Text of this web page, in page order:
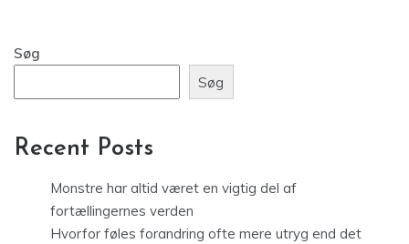
Søg
Søg
Recent Posts
Monstre har altid været en vigtig del af
fortællingernes verden
Hvorfor føles forandring ofte mere utryg end det